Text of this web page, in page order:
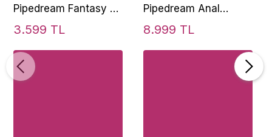
Pipedream Fantasy X-
Tensions Elite 6 İnch
On
3.599 TL
Pipedream Anal
Fantasy Elite
Inflatable Vibrating
8.999 TL